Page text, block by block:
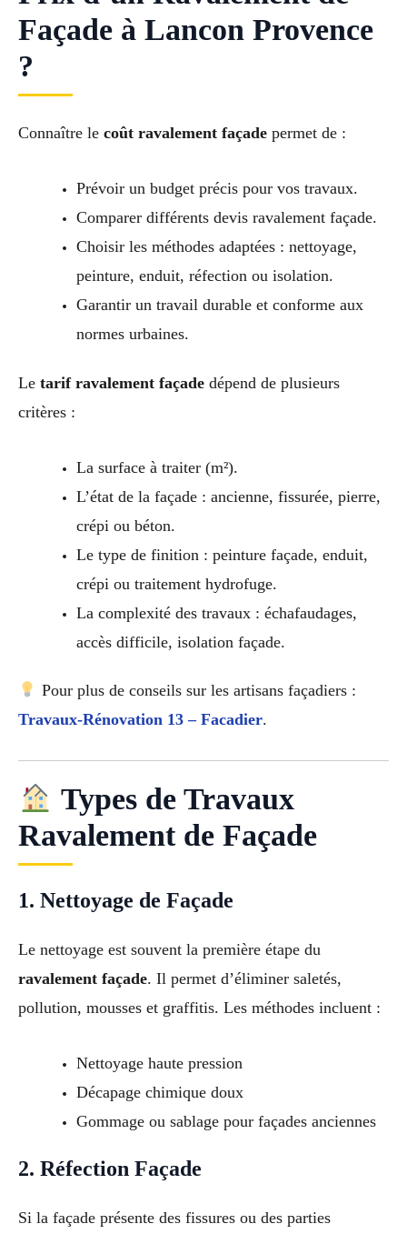
Façade à Lancon Provence
?
Connaître le coût ravalement façade permet de :
Prévoir un budget précis pour vos travaux.
Comparer différents devis ravalement façade.
Choisir les méthodes adaptées : nettoyage,
peinture, enduit, réfection ou isolation.
Garantir un travail durable et conforme aux
normes urbaines.
Le tarif ravalement façade dépend de plusieurs
critères :
La surface à traiter (m²).
L’état de la façade : ancienne, fissurée, pierre,
crépi ou béton.
Le type de finition : peinture façade, enduit,
crépi ou traitement hydrofuge.
La complexité des travaux : échafaudages,
accès difficile, isolation façade.
Pour plus de conseils sur les artisans façadiers :
Travaux-Rénovation 13 – Facadier.
Types de Travaux
Ravalement de Façade
1. Nettoyage de Façade
Le nettoyage est souvent la première étape du
ravalement façade. Il permet d’éliminer saletés,
pollution, mousses et graffitis. Les méthodes incluent :
Nettoyage haute pression
Décapage chimique doux
Gommage ou sablage pour façades anciennes
2. Réfection Façade
Si la façade présente des fissures ou des parties